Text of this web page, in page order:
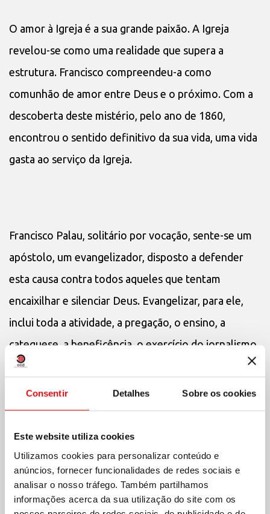
Consentir Detalhes Sobre os cookies
Este website utiliza cookies
Utilizamos cookies para personalizar conteúdo e
anúncios, fornecer funcionalidades de redes sociais e
analisar o nosso tráfego. Também partilhamos
informações acerca da sua utilização do site com os
O amor à Igreja é a sua grande paixão. A Igreja
revelou-se como uma realidade que supera a
estrutura. Francisco compreendeu-a como
comunhão de amor entre Deus e o próximo. Com a
descoberta deste mistério, pelo ano de 1860,
encontrou o sentido definitivo da sua vida, uma vida
gasta ao serviço da Igreja.
Francisco Palau, solitário por vocação, sente-se um
apóstolo, um evangelizador, disposto a defender
esta causa contra todos aqueles que tentam
encaixilhar e silenciar Deus. Evangelizar, para ele,
inclui toda a atividade, a pregação, o ensino, a
catequese, a beneficência, o exercício do jornalismo,
a propaganda e a denúncia, enfim, tudo o que
ajudasse a cristianizar o ambiente cada vez mais
afastado dos princípios religiosos que, para ele, são
a base sobre a qual se deve levantar o edifício social.
Esta paixão manifesta-se no ensino da doutrina